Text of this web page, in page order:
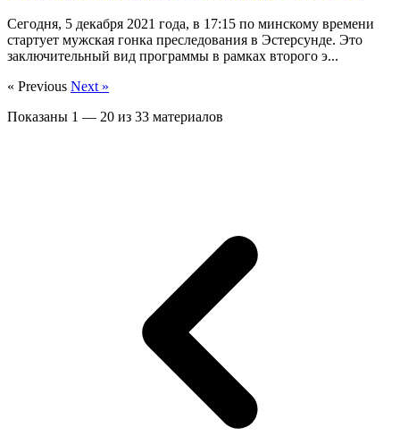
Сегодня, 5 декабря 2021 года, в 17:15 по минскому времени
стартует мужская гонка преследования в Эстерсунде. Это
заключительный вид программы в рамках второго э...
« Previous Next »
Показаны 1 — 20 из 33 материалов